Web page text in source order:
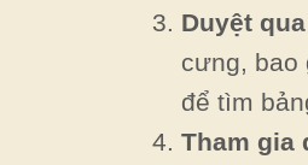
Duyệt
cưng, bao
để tìm
Tham gia